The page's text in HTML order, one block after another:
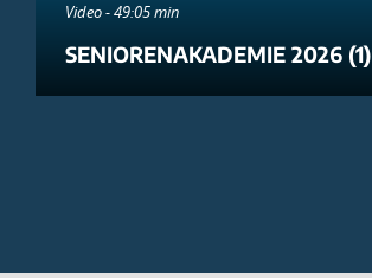
Video - 49:05 min
SENIORENAKADEMIE 2026 (1)